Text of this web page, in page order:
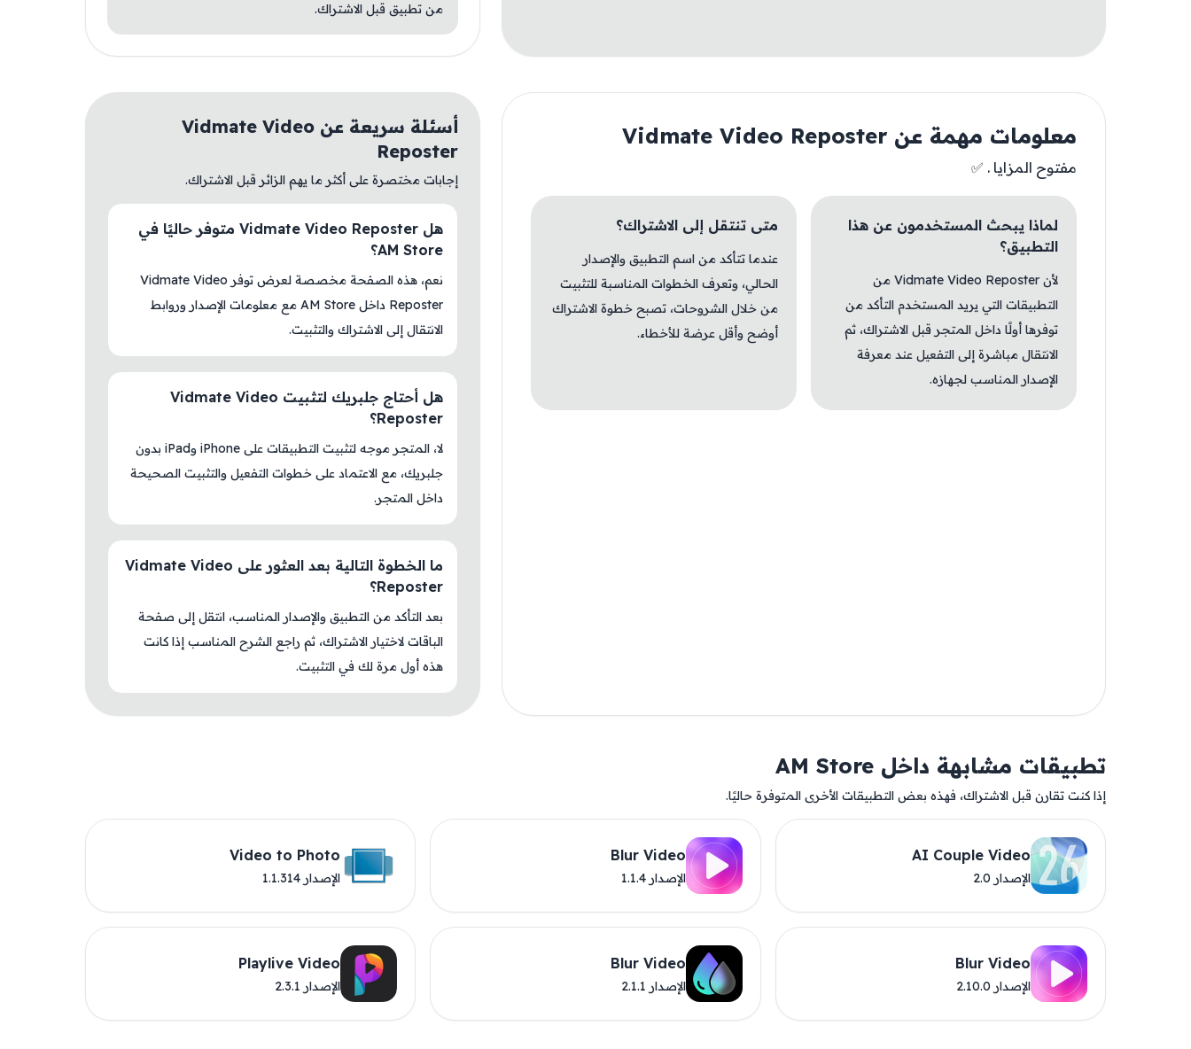
من تطبيق قبل الاشتراك.
معلومات مهمة عن Vidmate Video Reposter
مفتوح المزايا . ✅
لماذا يبحث المستخدمون عن هذا
التطبيق؟
لأن Vidmate Video Reposter من
التطبيقات التي يريد المستخدم التأكد من
توفرها أولًا داخل المتجر قبل الاشتراك، ثم
الانتقال مباشرة إلى التفعيل عند معرفة
الإصدار المناسب لجهازه.
متى تنتقل إلى الاشتراك؟
عندما تتأكد من اسم التطبيق والإصدار
الحالي، وتعرف الخطوات المناسبة للتثبيت
من خلال الشروحات، تصبح خطوة الاشتراك
أوضح وأقل عرضة للأخطاء.
أسئلة سريعة عن Vidmate Video
Reposter
إجابات مختصرة على أكثر ما يهم الزائر قبل الاشتراك.
هل Vidmate Video Reposter متوفر حاليًا في
AM Store؟
نعم، هذه الصفحة مخصصة لعرض توفر Vidmate Video
Reposter داخل AM Store مع معلومات الإصدار وروابط
الانتقال إلى الاشتراك والتثبيت.
هل أحتاج جلبريك لتثبيت Vidmate Video
Reposter؟
لا، المتجر موجه لتثبيت التطبيقات على iPhone وiPad بدون
جلبريك، مع الاعتماد على خطوات التفعيل والتثبيت الصحيحة
داخل المتجر.
ما الخطوة التالية بعد العثور على Vidmate Video
Reposter؟
بعد التأكد من التطبيق والإصدار المناسب، انتقل إلى صفحة
الباقات لاختيار الاشتراك، ثم راجع الشرح المناسب إذا كانت
هذه أول مرة لك في التثبيت.
تطبيقات مشابهة داخل AM Store
إذا كنت تقارن قبل الاشتراك، فهذه بعض التطبيقات الأخرى المتوفرة حاليًا.
AI Couple Video
الإصدار 2.0
Blur Video
الإصدار 1.1.4
Video to Photo
الإصدار 1.1.314
Blur Video
الإصدار 2.10.0
Blur Video
الإصدار 2.1.1
Playlive Video
الإصدار 2.3.1